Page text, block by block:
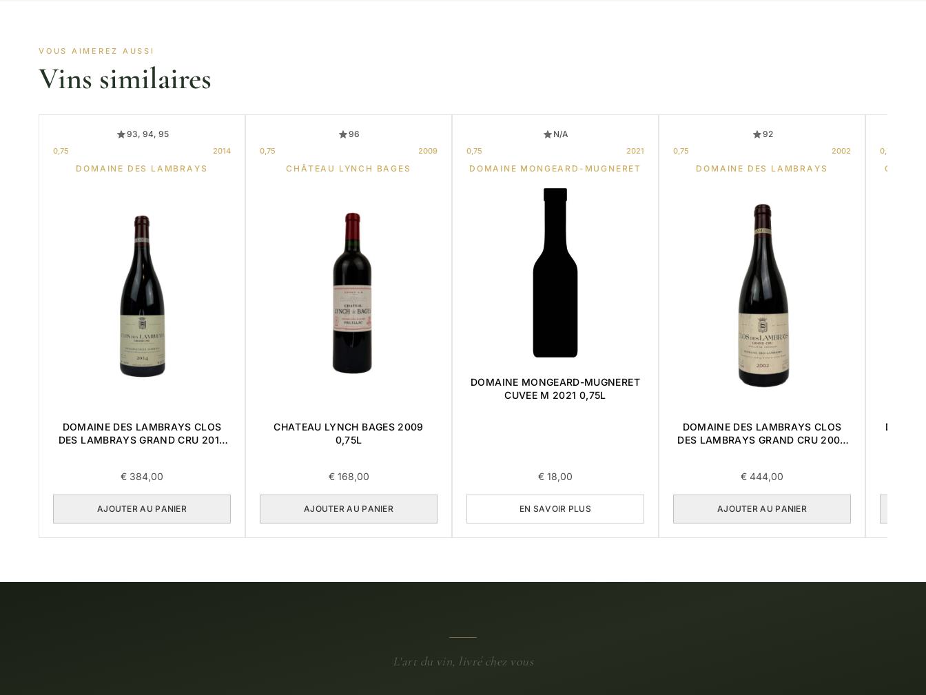
VOUS AIMEREZ AUSSI
Vins similaires
93, 94, 95
0,75 2014
DOMAINE DES LAMBRAYS
DOMAINE DES LAMBRAYS CLOS
DES LAMBRAYS GRAND CRU 2014
€ 384,00
AJOUTER AU PANIER
96
0,75 2009
CHÂTEAU LYNCH BAGES
CHATEAU LYNCH BAGES 2009
0,75L
€168,00
AJOUTER AU PANIER
N/A
0,75 2021
DOMAINE MONGEARD-MUGNERET
DOMAINE MONGEARD-MUGNERET
CUVEE M 2021 0,75L
€ 18,00
EN SAVOIR PLUS
92
0,75 2002
DOMAINE DES LAMBRAYS
DOMAINE DES LAMBRAYS CLOS
DES LAMBRAYS GRAND CRU 2002
€ 444,00
AJOUTER AU PANIER
0,75
L'art du vin, livré chez vous